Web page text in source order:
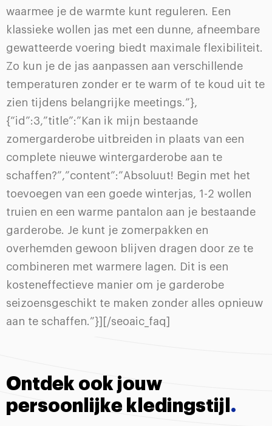
waarmee je de warmte kunt reguleren. Een
klassieke wollen jas met een dunne, afneembare
gewatteerde voering biedt maximale flexibiliteit.
Zo kun je de jas aanpassen aan verschillende
temperaturen zonder er te warm of te koud uit te
zien tijdens belangrijke meetings.”},
{“id”:3,”title”:”Kan ik mijn bestaande
zomergarderobe uitbreiden in plaats van een
complete nieuwe wintergarderobe aan te
schaffen?”,”content”:”Absoluut! Begin met het
toevoegen van een goede winterjas, 1-2 wollen
truien en een warme pantalon aan je bestaande
garderobe. Je kunt je zomerpakken en
overhemden gewoon blijven dragen door ze te
combineren met warmere lagen. Dit is een
kosteneffectieve manier om je garderobe
seizoensgeschikt te maken zonder alles opnieuw
aan te schaffen.”}][/seoaic_faq]
Ontdek ook jouw
persoonlijke kledingstijl .